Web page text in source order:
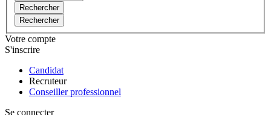
Rechercher
Rechercher
Votre compte
S'inscrire
Candidat
Recruteur
Conseiller professionnel
Se connecter